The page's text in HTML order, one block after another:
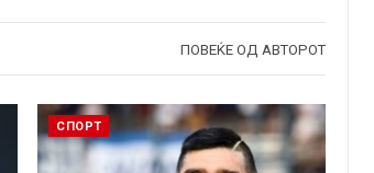
ПОВЕЌЕ ОД АВТОРОТ
СПОРТ